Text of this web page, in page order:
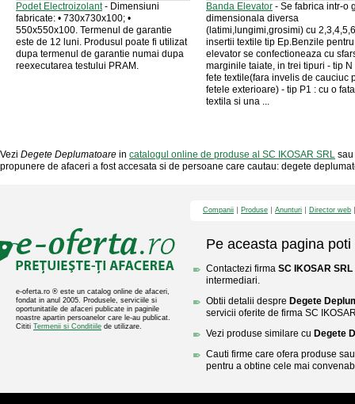
Podet Electroizolant- Dimensiuni
fabricate: • 730x730x100; •
550x550x100. Termenul de garantie
este de 12 luni. Produsul poate fi utilizat
dupa termenul de garantie numai dupa
reexecutarea testului PRAM.
Banda Elevator - Se fabrica intr-o
dimensionala diversa
(latimi,lungimi,grosimi) cu 2,3,4,5,6
insertii textile tip Ep.Benzile pentru
elevator se confectioneaza cu
marginile taiate, in trei tipuri - tip N
fete textile(fara invelis de cauciuc
fetele exterioare) - tip P1 : cu o fata
textila si una ...
Vezi Degete Deplumatoare in catalogul online de produse al SC IKOSAR SRL
propunere de afaceri a fost accesata si de persoane care cautau: degete
e-oferta.ro ® este un catalog online de afaceri,
fondat in anul 2005. Produsele, serviciile si
oportunitatile de afaceri publicate in paginile
noastre apartin persoanelor care le-au publicat.
Cititi Termenii si Conditiile de utilizare.
Companii Produse Anunturi Director web
Pe aceasta pagina poti
Contactezi firma SC IKOSAR SRL
intermediari.
Obtii detalii despre Degete
servicii oferite de firma SC
Vezi produse similare cu Degete
Cauti firme care ofera produse
pentru a obtine cele mai